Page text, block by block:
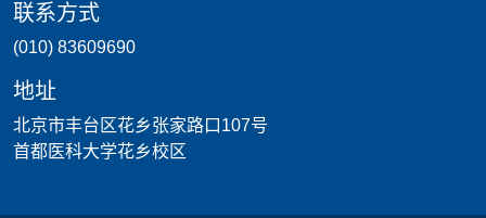
联系方式
(010) 83609690
地址
北京市丰台区花乡张家路口107号
首都医科大学花乡校区